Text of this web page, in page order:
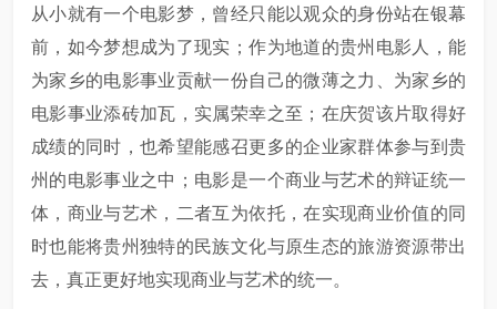
从小就有一个电影梦，曾经只能以观众的身份站在银幕
前，如今梦想成为了现实；作为地道的贵州电影人，能
为家乡的电影事业贡献一份自己的微薄之力、为家乡的
电影事业添砖加瓦，实属荣幸之至；在庆贺该片取得好
成绩的同时，也希望能感召更多的企业家群体参与到贵
州的电影事业之中；电影是一个商业与艺术的辩证统一
体，商业与艺术，二者互为依托，在实现商业价值的同
时也能将贵州独特的民族文化与原生态的旅游资源带出
去，真正更好地实现商业与艺术的统一。